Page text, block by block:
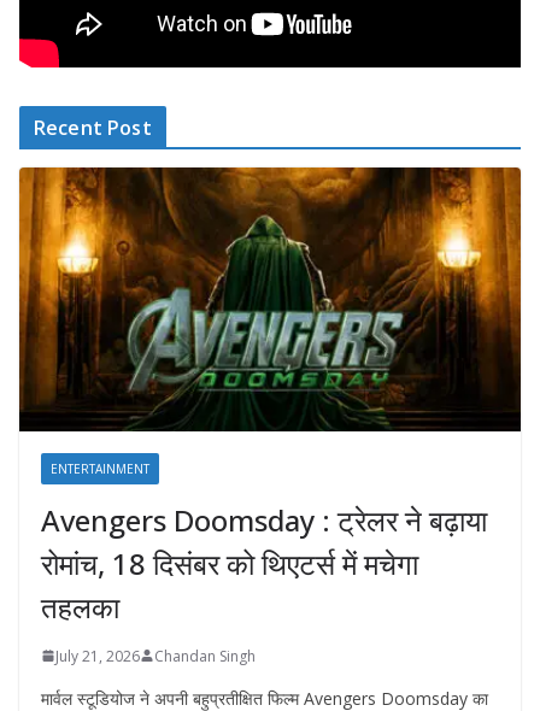
Recent Post
ENTERTAINMENT
Avengers Doomsday : ट्रेलर ने बढ़ाया
रोमांच, 18 दिसंबर को थिएटर्स में मचेगा
तहलका
July 21, 2026 Chandan Singh
मार्वल स्टूडियोज ने अपनी बहुप्रतीक्षित फिल्म Avengers Doomsday का